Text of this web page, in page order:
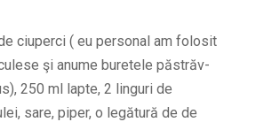
ciuperci ( eu personal am folosit
şi anume buretele păstrăv-
250 ml lapte, 2 linguri de
sare, piper, o legătură de de